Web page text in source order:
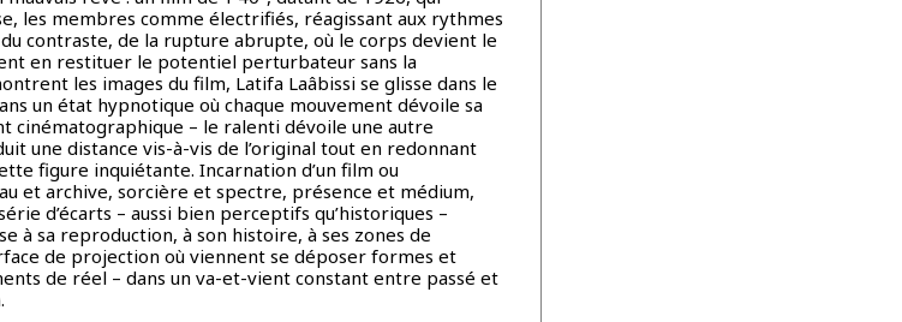
les membres comme électrifiés, réagissant aux rythmes
contraste, de la rupture abrupte, où le corps devient le
en restituer le potentiel perturbateur sans la
les images du film, Latifa Laâbissi se glisse dans le
un état hypnotique où chaque mouvement dévoile sa
– le ralenti dévoile une autre
une distance vis-à-vis de l’original tout en redonnant
figure inquiétante. Incarnation d’un film ou
et archive, sorcière et spectre, présence et médium,
d’écarts – aussi bien perceptifs qu’historiques –
à sa reproduction, à son histoire, à ses zones de
de projection où viennent se déposer formes et
de réel – dans un va-et-vient constant entre passé et